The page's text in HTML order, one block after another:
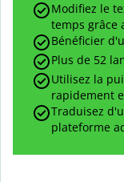
Modifiez le
temps grâce
Bénéficier
Plus de 52
Utilisez la
rapidement
Traduisez
plateforme